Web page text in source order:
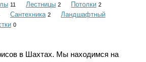
11 Лестницы 2 Потолки 2
Сантехника 2
Ландшафтный
0
в Шахтах. Мы находимся на